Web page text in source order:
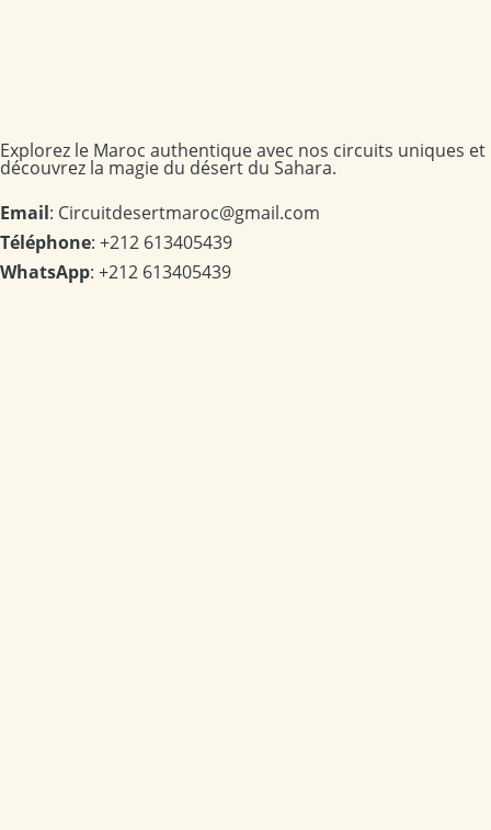
Explorez le Maroc authentique avec nos circuits uniques et
découvrez la magie du désert du Sahara.
Email: Circuitdesertmaroc@gmail.com
Téléphone: +212 613405439
WhatsApp: +212 613405439